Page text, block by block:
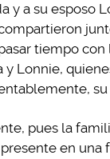
y a su esposo
tiempo con
Lonnie,
pues la
en